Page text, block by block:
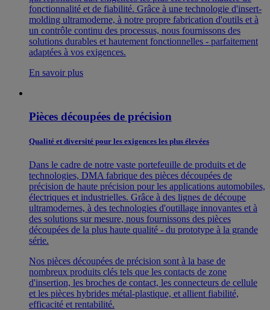
fonctionnalité et de fiabilité. Grâce à une technologie d'insert-
molding ultramoderne, à notre propre fabrication d'outils et à
un contrôle continu des processus, nous fournissons des
solutions durables et hautement fonctionnelles - parfaitement
adaptées à vos exigences.
En savoir plus
Pièces découpées de précision
Qualité et diversité pour les exigences les plus élevées
Dans le cadre de notre vaste portefeuille de produits et de
technologies, DMA fabrique des pièces découpées de
précision de haute précision pour les applications automobiles,
électriques et industrielles. Grâce à des lignes de découpe
ultramodernes, à des technologies d'outillage innovantes et à
des solutions sur mesure, nous fournissons des pièces
découpées de la plus haute qualité - du prototype à la grande
série.
Nos pièces découpées de précision sont à la base de
nombreux produits clés tels que les contacts de zone
d'insertion, les broches de contact, les connecteurs de cellule
et les pièces hybrides métal-plastique, et allient fiabilité,
efficacité et rentabilité.